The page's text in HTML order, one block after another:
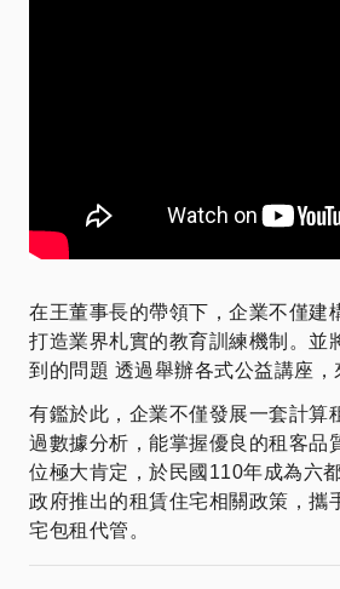
在王董事長的帶領下，企業不僅建
打造業界札實的教育訓練機制。並
到的問題 透過舉辦各式公益講座，
有鑑於此，企業不僅發展一套計算
過數據分析，能掌握優良的租客品
位極大肯定，於民國110年成為六
政府推出的租賃住宅相關政策，攜
宅包租代管。